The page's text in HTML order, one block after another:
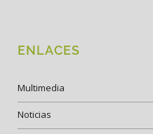
ENLACES
Multimedia
Noticias